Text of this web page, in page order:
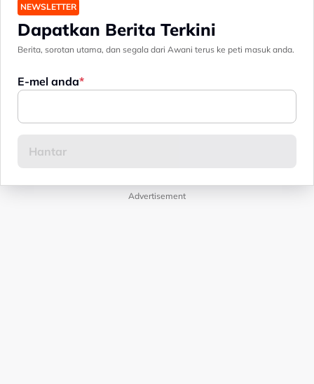
NEWSLETTER
Dapatkan Berita Terkini
Berita, sorotan utama, dan segala dari Awani terus ke peti masuk anda.
E-mel anda
Advertisement